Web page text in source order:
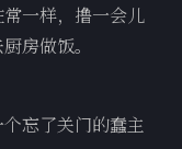
一样，撸一会儿
房做饭。
忘了关门的蠢主